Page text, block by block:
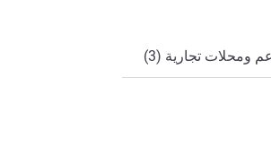
ومحلات تجارية (3)